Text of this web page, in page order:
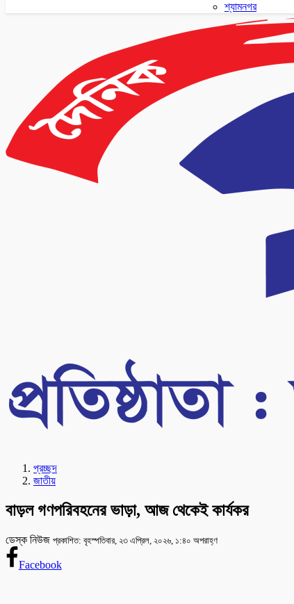
শ্যামনগর
প্রচ্ছদ
জাতীয়
বাড়ল গণপরিবহনের ভাড়া, আজ থেকেই কার্যকর
ডেস্ক নিউজ প্রকাশিত: বৃহস্পতিবার, ২৩ এপ্রিল, ২০২৬, ১:৪০ অপরাহ্ণ
Facebook